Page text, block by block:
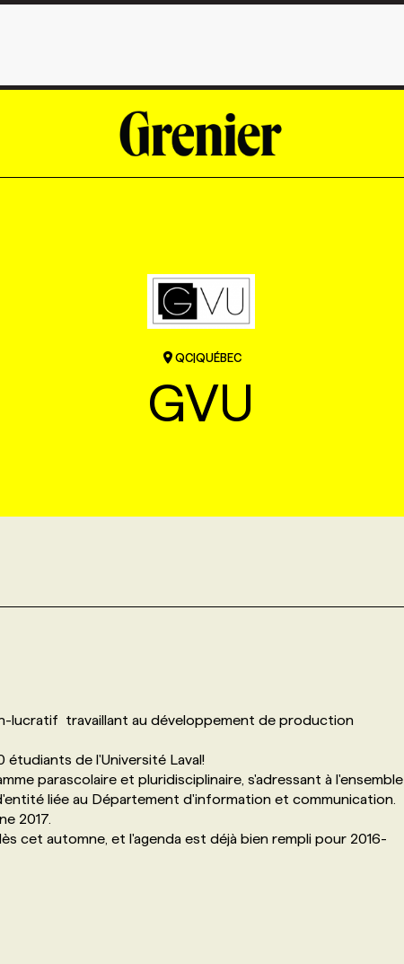
QC|QUÉBEC
GVU
lucratif travaillant au développement de production
de l'Université Laval!
parascolaire et pluridisciplinaire, s'adressant à l'ensemble
liée au Département d'information et communication.
2017.
cet automne, et l'agenda est déjà bien rempli pour 2016-